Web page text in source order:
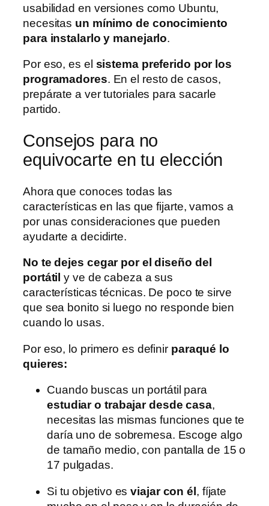
usabilidad en versiones como Ubuntu,
necesitas un mínimo de conocimiento
para instalarlo y manejarlo.
Por eso, es el sistema preferido por los
programadores. En el resto de casos,
prepárate a ver tutoriales para sacarle
partido.
Consejos para no
equivocarte en tu elección
Ahora que conoces todas las
características en las que fijarte, vamos a
por unas consideraciones que pueden
ayudarte a decidirte.
No te dejes cegar por el diseño del
portátil y ve de cabeza a sus
características técnicas. De poco te sirve
que sea bonito si luego no responde bien
cuando lo usas.
Por eso, lo primero es definir paraqué lo
quieres:
Cuando buscas un portátil para
estudiar o trabajar desde casa,
necesitas las mismas funciones que te
daría uno de sobremesa. Escoge algo
de tamaño medio, con pantalla de 15 o
17 pulgadas.
Si tu objetivo es viajar con él, fíjate